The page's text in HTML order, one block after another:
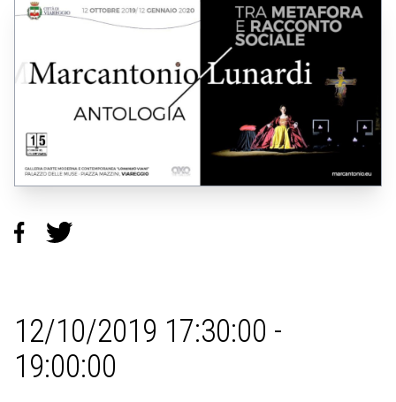
MOSTRE
12/10/2019 17:30:00 -
19:00:00